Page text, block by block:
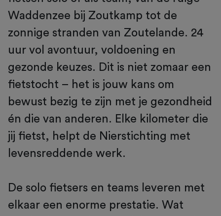
Waddenzee bij Zoutkamp tot de
zonnige stranden van Zoutelande. 24
uur vol avontuur, voldoening en
gezonde keuzes. Dit is niet zomaar een
fietstocht – het is jouw kans om
bewust bezig te zijn met je gezondheid
én die van anderen. Elke kilometer die
jij fietst, helpt de Nierstichting met
levensreddende werk.
De solo fietsers en teams leveren met
elkaar een enorme prestatie. Wat